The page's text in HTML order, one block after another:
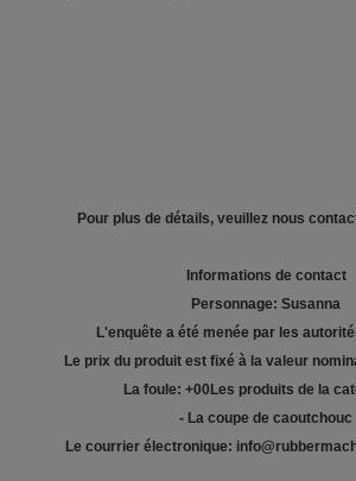
Pour plus de détails, veuillez nous
Informations de contact
Personnage: Susanna
L'enquête a été menée par les
Le prix du produit est fixé à la valeur
La foule: +00 Les produits de la
- La coupe de caoutchouc
Le courrier électronique: